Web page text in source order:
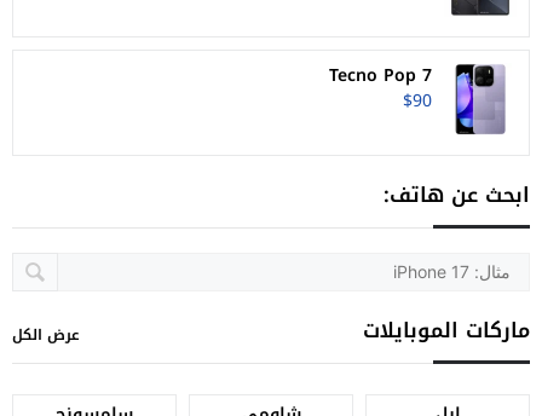
Tecno Pop 7
$90
ابحث عن هاتف:
ماركات الموبايلات عرض الكل